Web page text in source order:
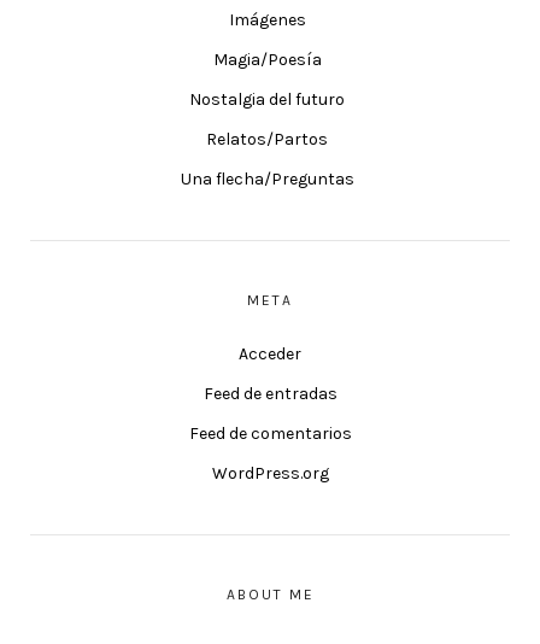
Imágenes
Magia/Poesía
Nostalgia del futuro
Relatos/Partos
Una flecha/Preguntas
META
Acceder
Feed de entradas
Feed de comentarios
WordPress.org
ABOUT ME